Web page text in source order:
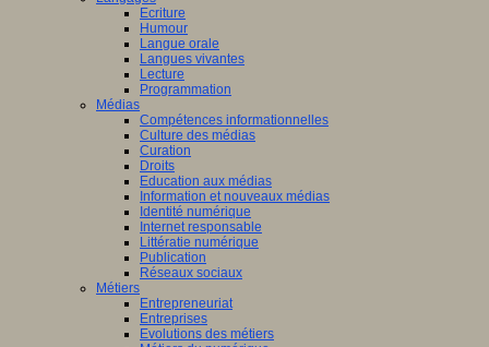
Ecriture
Humour
Langue orale
Langues vivantes
Lecture
Programmation
Médias
Compétences informationnelles
Culture des médias
Curation
Droits
Education aux médias
Information et nouveaux médias
Identité numérique
Internet responsable
Littératie numérique
Publication
Réseaux sociaux
Métiers
Entrepreneuriat
Entreprises
Evolutions des métiers